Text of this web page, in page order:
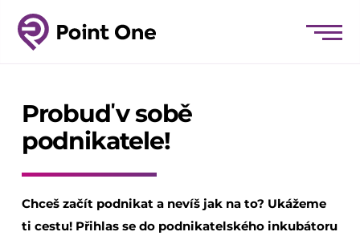
Probuď v sobě
podnikatele!
Chceš začít podnikat a nevíš jak na to? Ukážeme
ti cestu! Přihlas se do podnikatelského inkubátoru